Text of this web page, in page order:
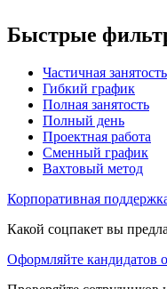
Быстрые
Частичная занятость
Гибкий график
Полная занятость
Полный день
Проектная работа
Сменный график
Вахтовый метод
Корпоративная
Какой соцпакет вы
Оформляйте кандидатов